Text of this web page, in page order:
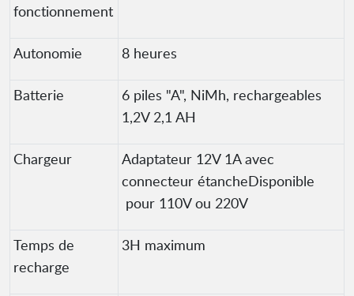
fonctionnement
Autonomie 8 heures
Batterie
6 piles "A", NiMh, rechargeables
1,2V 2,1 AH
Chargeur
Adaptateur 12V 1A avec
connecteur étancheDisponible
pour 110V ou 220V
Temps de
recharge
3H maximum